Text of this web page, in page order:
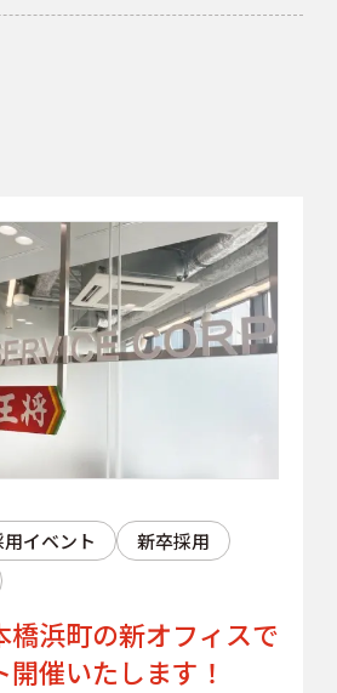
用イベント
新卒採用
橋浜町の新オフィスで
催いたします！